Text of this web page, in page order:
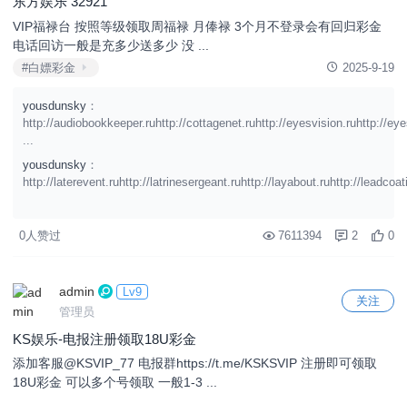
VIP福禄台 按照等级领取周福禄 月俸禄 3个月不登录会有回归彩金
电话回访一般是充多少送多少 没 ...
#白嫖彩金 2025-9-19
yousdunsky ：
http://audiobookkeeper.ruhttp://cottagenet.ruhttp://eyesvision.ruhttp://
yousdunsky ：
http://laterevent.ruhttp://latrinesergeant.ruhttp://layabout.ruhttp://
0人赞过 7611394 2 0
admin
Lv9
管理员
关注
KS娱乐-电报注册领取18U彩金
添加客服@KSVIP_77 电报群https://t.me/KSKSVIP 注册即可领取
18U彩金 可以多个号领取 一般1-3 ...